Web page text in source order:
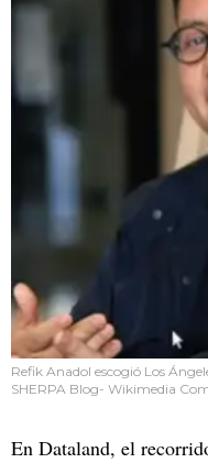
Refik Anadol escogió Los
SHERPA Blog- Wikimedia
En Dataland, el